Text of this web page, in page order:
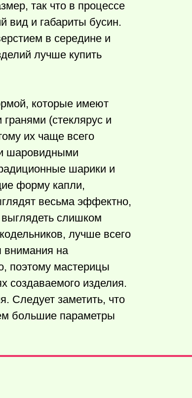
так что в процессе
вид и габариты бусин.
в середине и
лучше купить
которые имеют
(стеклярус и
их чаще всего
шаровидными
шарики и
форму капли,
весьма эффектно,
выглядеть слишком
лучше всего
внимания на
поэтому мастерицы
создаваемого изделия.
Следует заметить, что
большие параметры